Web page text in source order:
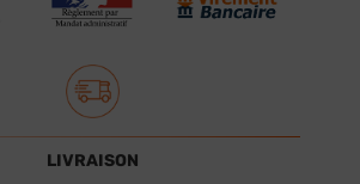
LIVRAISON